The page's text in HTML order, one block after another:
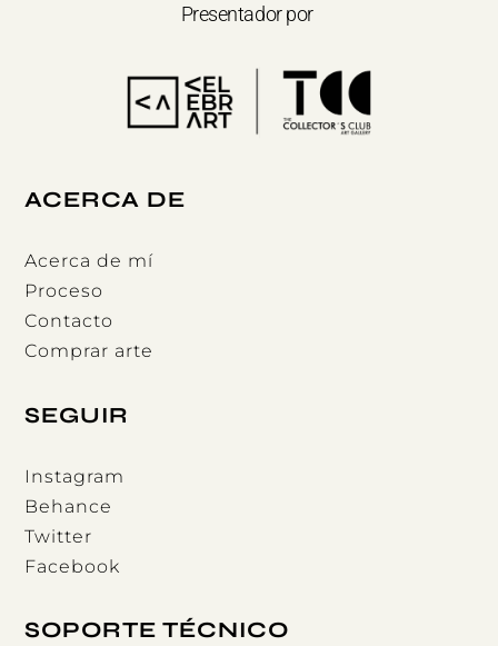
Presentador por
ACERCA DE
Acerca de mí
Proceso
Contacto
Comprar arte
SEGUIR
Instagram
Behance
Twitter
Facebook
SOPORTE TÉCNICO